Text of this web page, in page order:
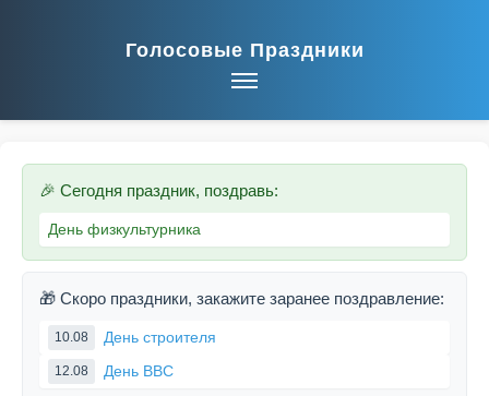
Голосовые Праздники
🎉 Сегодня праздник, поздравь:
День физкультурника
🎁 Скоро праздники, закажите заранее поздравление:
10.08 День строителя
12.08 День ВВС